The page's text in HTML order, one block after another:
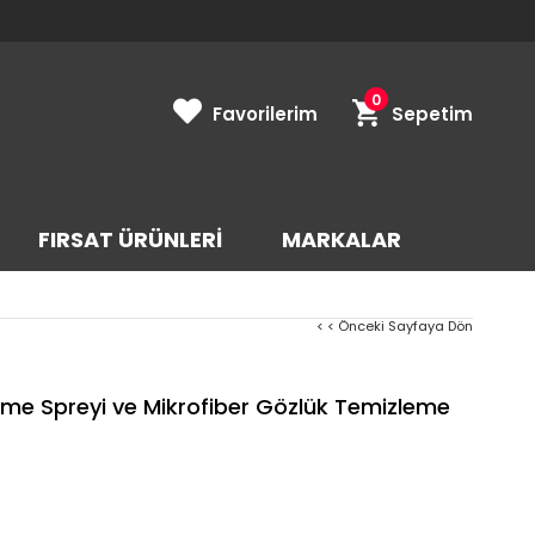
Sepetim
0
FIRSAT ÜRÜNLERI MARKALAR
Favorilerim
< < Önceki Sayfaya Dön
Spreyi ve Mikrofiber Gözlük Temizleme